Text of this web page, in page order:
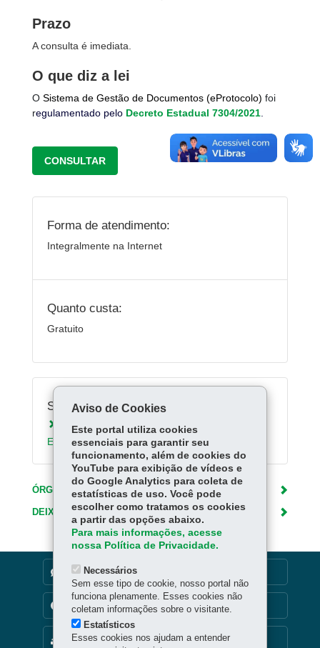
Prazo
A consulta é imediata.
O que diz a lei
O Sistema de Gestão de Documentos (eProtocolo) foi
regulamentado pelo Decreto Estadual 7304/2021
CONSULTAR
Forma de atendimento:
Integralmente na Internet
Quanto custa:
Gratuito
Serviços Relacionados:
Registrar solicitação no Protocolo Geral do
Estado do Paraná
ÓRGÃO RESPONSÁVEL
DEIXE SUA OPINIÃO
MAPA DO SITE
DENUNCIE CORRUPÇÃO
TRANSPARÊNCIA INSTITUCIONAL
Aviso de Cookies
Este portal utiliza cookies
essenciais para garantir seu
funcionamento, além de cookies do
YouTube para exibição de vídeos e
do Google Analytics para coleta de
estatísticas de uso. Você pode
escolher como tratamos os cookies
a partir das opções abaixo.
Para mais informações, acesse
nossa Política de Privacidade.
Necessários
Sem esse tipo de cookie, nosso portal não
funciona plenamente. Esses cookies não
coletam informações sobre o visitante.
Estatísticos
Esses cookies nos ajudam a entender